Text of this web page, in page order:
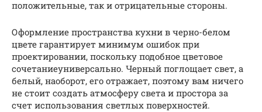
положительные, так и отрицательные стороны.
Оформление пространства кухни в черно-белом
цвете гарантирует минимум ошибок при
проектировании, поскольку подобное цветовое
сочетаниеуниверсально. Черный поглощает свет, а
белый, наоборот, его отражает, поэтому вам ничего
не стоит создать атмосферу света и простора за
счет использования светлых поверхностей.